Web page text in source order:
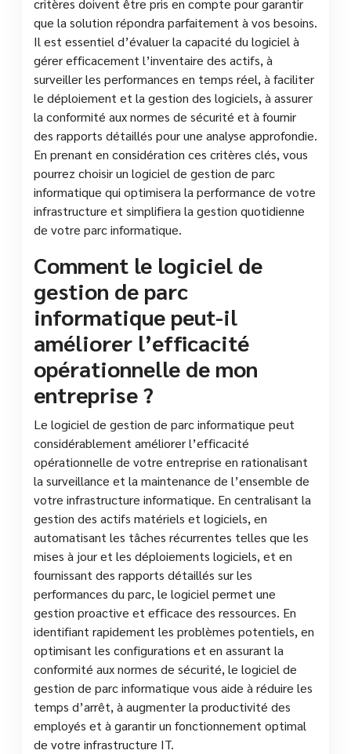
critères doivent être pris en compte pour garantir
que la solution répondra parfaitement à vos besoins.
Il est essentiel d’évaluer la capacité du logiciel à
gérer efficacement l’inventaire des actifs, à
surveiller les performances en temps réel, à faciliter
le déploiement et la gestion des logiciels, à assurer
la conformité aux normes de sécurité et à fournir
des rapports détaillés pour une analyse approfondie.
En prenant en considération ces critères clés, vous
pourrez choisir un logiciel de gestion de parc
informatique qui optimisera la performance de votre
infrastructure et simplifiera la gestion quotidienne
de votre parc informatique.
Comment le logiciel de
gestion de parc
informatique peut-il
améliorer l’efficacité
opérationnelle de mon
entreprise ?
Le logiciel de gestion de parc informatique peut
considérablement améliorer l’efficacité
opérationnelle de votre entreprise en rationalisant
la surveillance et la maintenance de l’ensemble de
votre infrastructure informatique. En centralisant la
gestion des actifs matériels et logiciels, en
automatisant les tâches récurrentes telles que les
mises à jour et les déploiements logiciels, et en
fournissant des rapports détaillés sur les
performances du parc, le logiciel permet une
gestion proactive et efficace des ressources. En
identifiant rapidement les problèmes potentiels, en
optimisant les configurations et en assurant la
conformité aux normes de sécurité, le logiciel de
gestion de parc informatique vous aide à réduire les
temps d’arrêt, à augmenter la productivité des
employés et à garantir un fonctionnement optimal
de votre infrastructure IT.